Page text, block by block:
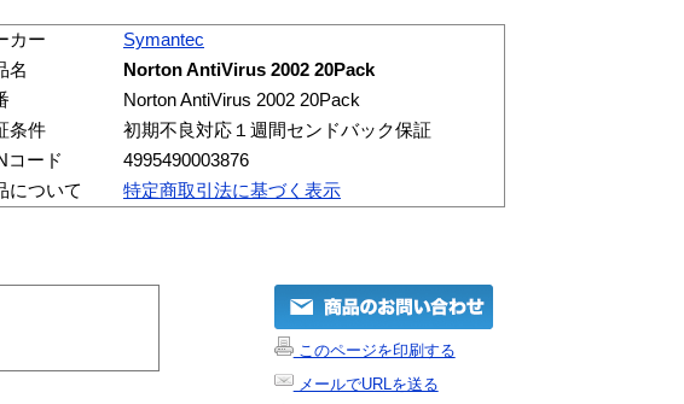
カー
Symantec
名
Norton AntiVirus 2002 20Pack
Norton AntiVirus 2002 20Pack
条件
初期不良対応１週間センドバック保証
コード
4995490003876
について
特定商取引法に基づく表示
このページを印刷する
メールでURLを送る